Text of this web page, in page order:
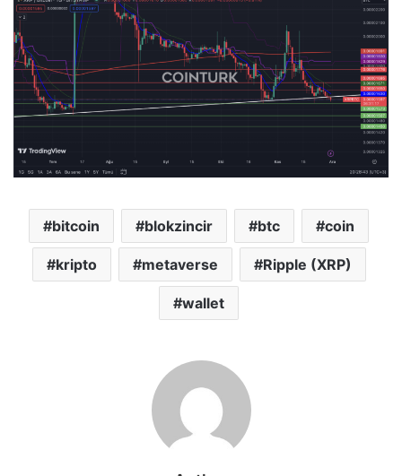
bitcoin blokzincir btc coin
kripto metaverse Ripple (XRP)
wallet